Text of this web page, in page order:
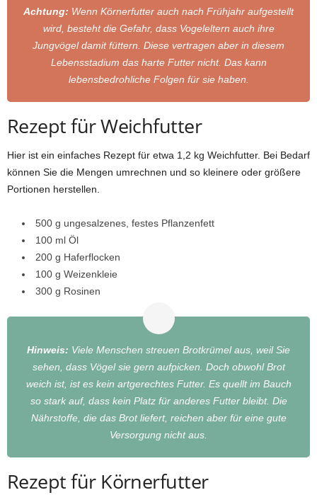
Achtung: Wenn Körnerfutter auch nach Frühjahr aufgestellt
wird, besteht die Gefahr, dass Vogeleltern auch ihre
Jungvögel damit füttern. Diese vertragen aber in diesem
Lebensstadium das harte Futter nicht. Das kann
lebensbedrohliche Folgen für sie haben.
Rezept für Weichfutter
Hier ist ein einfaches Rezept für etwa 1,2 kg Weichfutter. Bei Bedarf
können Sie die Mengen umrechnen und so kleinere oder größere
Portionen herstellen.
500 g ungesalzenes, festes Pflanzenfett
100 ml Öl
200 g Haferflocken
100 g Weizenkleie
300 g Rosinen
Hinweis: Viele Menschen streuen Brotkrümel aus, weil Sie
sehen, dass Vögel sie gern aufpicken. Doch obwohl Brot
weich ist, ist es kein artgerechtes Futter. Es quellt im Bauch
so stark auf, dass kein Platz für anderes Futter bleibt. Die
Nährstoffe, die das Brot liefert, reichen aber für eine gute
Versorgung nicht aus.
Rezept für Körnerfutter